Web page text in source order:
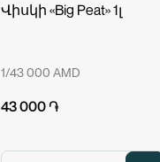
Վիսկի «Big Peat» 1լ
1/43 000 AMD
43 000 ֏